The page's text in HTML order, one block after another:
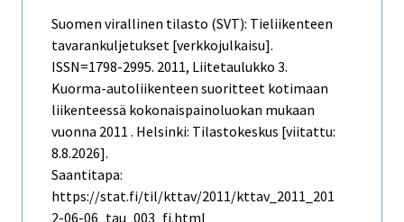
Suomen virallinen tilasto (SVT): Tieliikenteen
tavarankuljetukset [verkkojulkaisu].
ISSN=1798-2995. 2011, Liitetaulukko 3.
Kuorma-autoliikenteen suoritteet kotimaan
liikenteessä kokonaispainoluokan mukaan
vuonna 2011 . Helsinki: Tilastokeskus [viitattu:
8.8.2026].
Saantitapa:
https://stat.fi/til/kttav/2011/kttav_2011_201
2-06-06_tau_003_fi.html